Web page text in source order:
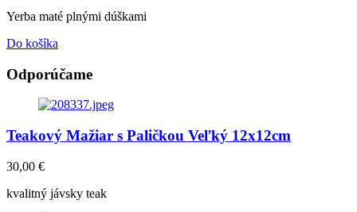
Yerba maté plnými dúškami
Do košíka
Odporúčame
Teakový Mažiar s Paličkou Veľký 12x12cm
30,00 €
kvalitný jávsky teak